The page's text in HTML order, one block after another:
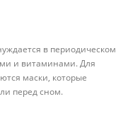
в периодическом
и витаминами. Для
маски, которые
перед сном.